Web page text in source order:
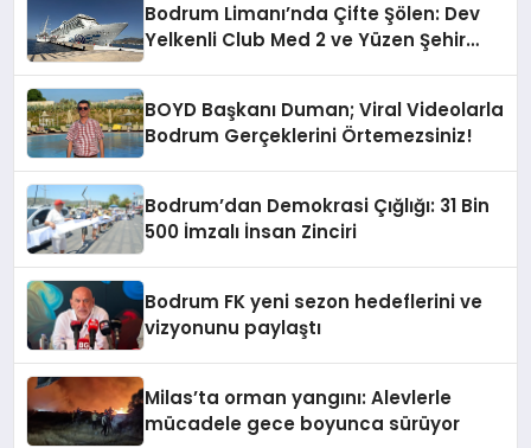
Bodrum Limanı’nda Çifte Şölen: Dev
Yelkenli Club Med 2 ve Yüzen Şehir
BOYD Başkanı Duman; Viral Videolarla
Bodrum Gerçeklerini Örtemezsiniz!
Bodrum’dan Demokrasi Çığlığı: 31 Bin
500 İmzalı İnsan Zinciri
Bodrum FK yeni sezon hedeflerini ve
vizyonunu paylaştı
Milas’ta orman yangını: Alevlerle
mücadele gece boyunca sürüyor